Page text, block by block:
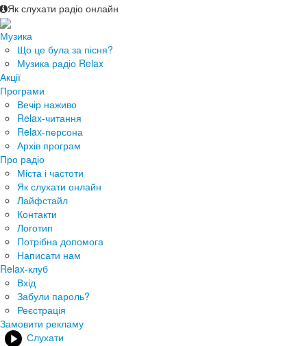
Як слухати радіо онлайн
Музика
Що це була за пісня?
Музика радіо Relax
Акції
Програми
Вечір наживо
Relax-читання
Relax-персона
Архів програм
Про радіо
Міста і частоти
Як слухати онлайн
Лайфстайл
Контакти
Логотип
Потрібна допомога
Написати нам
Relax-клуб
Вхід
Забули пароль?
Реєстрація
Замовити рекламу
Слухати